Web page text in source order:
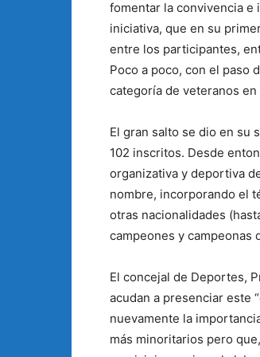
fomentar la convivencia e
iniciativa, que en su
entre los participantes,
Poco a poco, con el paso
categoría de veteranos
El gran salto se dio en su
102 inscritos. Desde
organizativa y deportiva
nombre, incorporando el
otras nacionalidades
campeones y campeonas
El concejal de Deportes,
acudan a presenciar este
nuevamente la
más minoritarios pero